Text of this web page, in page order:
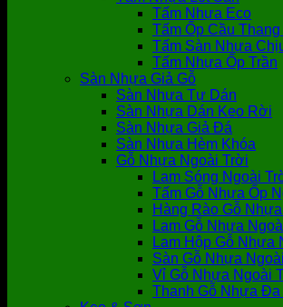
Tấm Nhựa Eco
Tấm Ốp Cầu
Tấm Sàn Nhựa
Tấm Nhựa Ốp Trần
Sàn Nhựa Giả Gỗ
Sàn Nhựa Tự Dán
Sàn Nhựa Dán Keo Rời
Sàn Nhựa Giả Đá
Sàn Nhựa Hèm Khóa
Gỗ Nhựa Ngoài Trời
Lam Sóng Ngoài
Tấm Gỗ Nhựa Ốp
Hàng Rào Gỗ
Lam Gỗ Nhựa
Lam Hộp Gỗ Nhựa
Sàn Gỗ Nhựa
Vỉ Gỗ Nhựa Ngoài
Thanh Gỗ Nhựa Đa